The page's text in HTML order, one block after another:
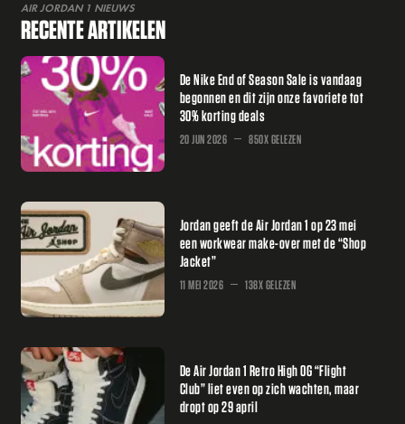
AIR JORDAN 1 NIEUWS
RECENTE ARTIKELEN
De Nike End of Season Sale is vandaag
begonnen en dit zijn onze favoriete tot
30% korting deals
20 JUN 2026 850X GELEZEN
Jordan geeft de Air Jordan 1 op 23 mei
een workwear make-over met de “Shop
Jacket”
11 MEI 2026 138X GELEZEN
De Air Jordan 1 Retro High OG “Flight
Club” liet even op zich wachten, maar
dropt op 29 april